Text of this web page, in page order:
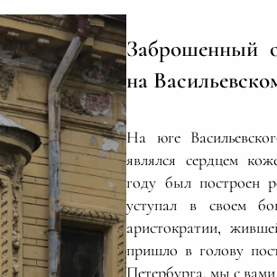
Заброшенный
на
На юге
являлся сердцем
году был построен
уступал в своем
аристократии,
пришло в голову
Петербурга, мы с